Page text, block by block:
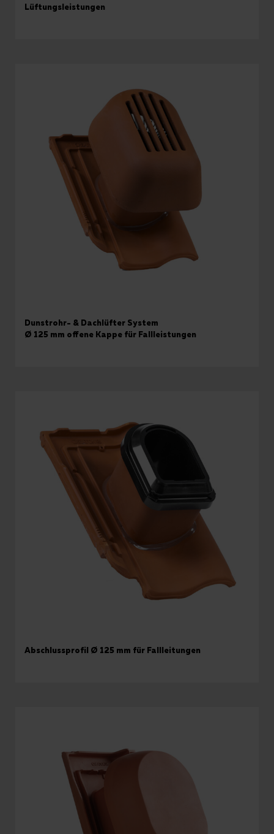
Lüftungsleistungen
Dunstrohr- & Dachlüfter System
Ø 125 mm offene Kappe für Fallleistungen
Abschlussprofil Ø 125 mm für Fallleitungen